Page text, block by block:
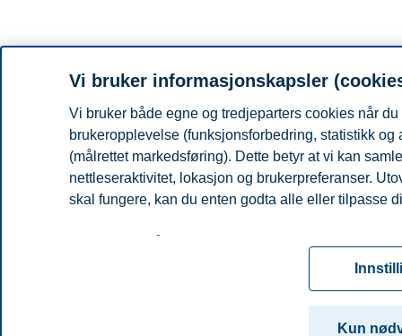
Vi bruker informasjonskapsler
Vi bruker både egne og tredjeparters cookies når
brukeropplevelse (funksjonsforbedring, statistikk
(målrettet markedsføring). Dette betyr at vi kan
nettleseraktivitet, lokasjon og brukerpreferanser.
skal fungere, kan du enten godta alle eller tilpasse
for informasjonskapsler. Du kan når som helst
ved å klikke på «Cookies» nederst på nettsiden vår.
cookie-erklæring
Kun